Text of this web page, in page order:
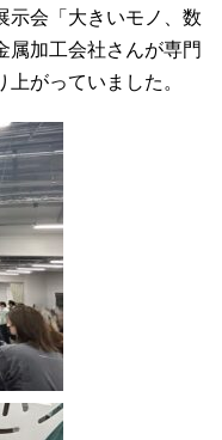
示会「大きいモノ、数
属加工会社さんが専門
がっていました。